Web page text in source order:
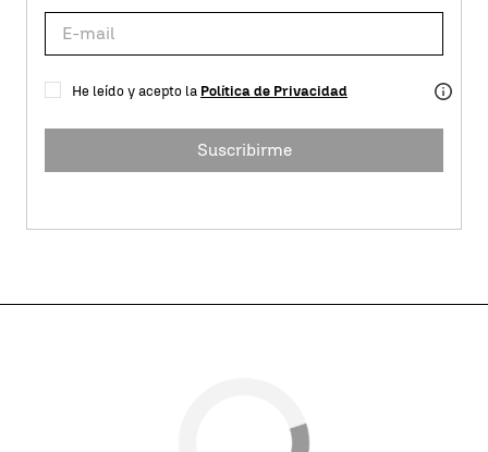
He leído y acepto la Política de Privacidad
Suscribirme